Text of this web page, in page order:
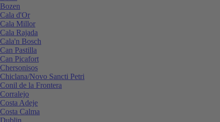
Bozen
Cala d'Or
Cala Millor
Cala Rajada
Cala'n Bosch
Can Pastilla
Can Picafort
Chersonisos
Chiclana/Novo Sancti Petri
Conil de la Frontera
Corralejo
Costa Adeje
Costa Calma
Dublin